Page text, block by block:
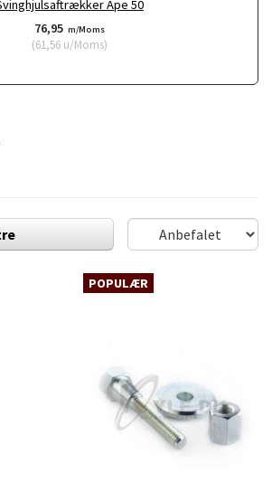
Ape 50
76,95 m/Moms
(61,56 u/Moms)
POPULÆR